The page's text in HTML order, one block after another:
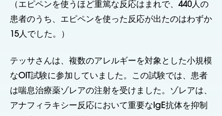
（エピペンを使うほど重篤な反応はまれで、440人の
患者のうち、エピペンを使った反応が出たのはわずか
15人でした。）
テッサさんは、複数のアレルギーを対象とした小規模
なOIT試験に参加していました。この試験では、患者
は喘息治療薬ゾレアの注射を受けました。ゾレアは、
アナフィラキシー反応において重要なIgE抗体を抑制